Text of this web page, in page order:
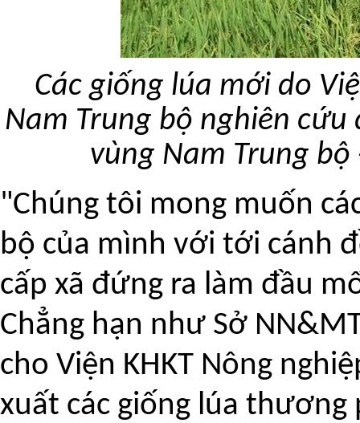
Các giống lúa mới do
Nam Trung bộ nghiên
vùng Nam Trung bộ
"Chúng tôi mong muốn
bộ của mình với tới cánh
cấp xã đứng ra làm đầu
Chẳng hạn như Sở
cho Viện KHKT Nông
xuất các giống lúa thương